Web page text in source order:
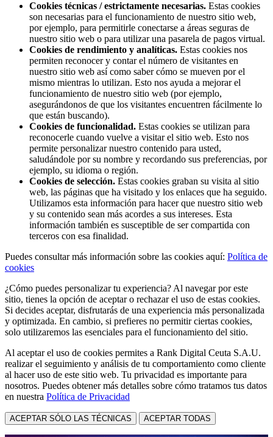
Cookies técnicas / estrictamente necesarias. Estas cookies
son necesarias para el funcionamiento de nuestro sitio web,
por ejemplo, para permitirle conectarse a áreas seguras de
nuestro sitio web o para utilizar una pasarela de pagos virtual.
Cookies de rendimiento y analíticas. Estas cookies nos
permiten reconocer y contar el número de visitantes en
nuestro sitio web así como saber cómo se mueven por el
mismo mientras lo utilizan. Esto nos ayuda a mejorar el
funcionamiento de nuestro sitio web (por ejemplo,
asegurándonos de que los visitantes encuentren fácilmente lo
que están buscando).
Cookies de funcionalidad. Estas cookies se utilizan para
reconocerle cuando vuelve a visitar el sitio web. Esto nos
permite personalizar nuestro contenido para usted,
saludándole por su nombre y recordando sus preferencias, por
ejemplo, su idioma o región.
Cookies de selección. Estas cookies graban su visita al sitio
web, las páginas que ha visitado y los enlaces que ha seguido.
Utilizamos esta información para hacer que nuestro sitio web
y su contenido sean más acordes a sus intereses. Esta
información también es susceptible de ser compartida con
terceros con esa finalidad.
Puedes consultar más información sobre las cookies aquí: Política de
cookies
¿Cómo puedes personalizar tu experiencia? Al navegar por este
sitio, tienes la opción de aceptar o rechazar el uso de estas cookies.
Si decides aceptar, disfrutarás de una experiencia más personalizada
y optimizada. En cambio, si prefieres no permitir ciertas cookies,
solo utilizaremos las esenciales para el funcionamiento del sitio.
Al aceptar el uso de cookies permites a Rank Digital Ceuta S.A.U.
realizar el seguimiento y análisis de tu comportamiento como cliente
al hacer uso de este sitio web. Tu privacidad es importante para
nosotros. Puedes obtener más detalles sobre cómo tratamos tus datos
en nuestra Política de Privacidad
ACEPTAR SÓLO LAS TÉCNICAS ACEPTAR TODAS